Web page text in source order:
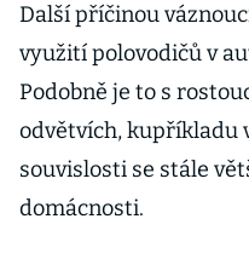
Další příčinou
využití polovodičů v
Podobně je to s
odvětvích, kupříkladu
souvislosti se stále
domácnosti.